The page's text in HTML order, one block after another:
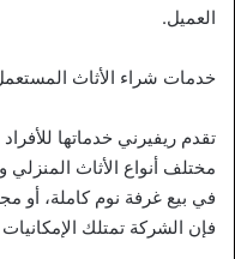
العميل.
خدمات شراء الأثاث
تقدم ريفيرني خدماتها
مختلف أنواع الأثاث
في بيع غرفة نوم كاملة، أو
فإن الشركة تمتلك